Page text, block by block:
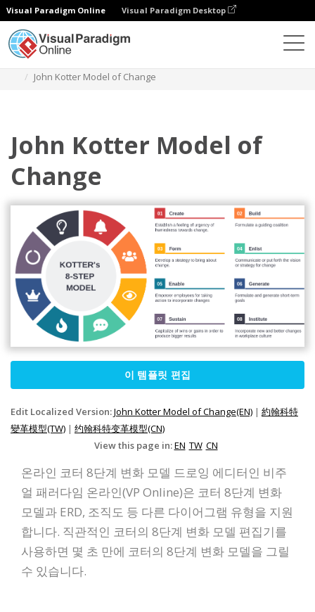
Visual Paradigm Online Visual Paradigm Desktop
John Kotter Model of Change
John Kotter Model of
Change
이 템플릿 편집
Edit Localized Version:John Kotter Model of Change(EN) | 約翰科特
變革模型(TW) | 约翰科特变革模型(CN)
View this page in:EN TW CN
온라인 코터 8단계 변화 모델 드로잉 에디터인 비주
얼 패러다임 온라인(VP Online)은 코터 8단계 변화
모델과 ERD, 조직도 등 다른 다이어그램 유형을 지원
합니다. 직관적인 코터의 8단계 변화 모델 편집기를
사용하면 몇 초 만에 코터의 8단계 변화 모델을 그릴
수 있습니다.